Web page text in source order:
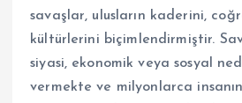
savaşlar, ulusların kaderini,
kültürlerini biçimlendirmiştir.
siyasi, ekonomik veya sosyal
vermekte ve milyonlarca